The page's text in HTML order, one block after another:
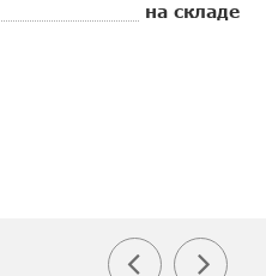
на складе